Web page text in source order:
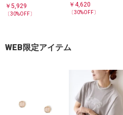
ンドル トートバッグ
（A4対応）
￥ 5,929
〔30%OFF〕
￥4,620
〔30%OFF〕
WEB限定アイテム